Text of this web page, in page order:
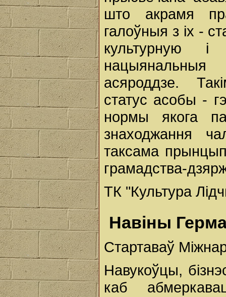
што акрамя
галоўныя з іх -
культурную і
нацыянальныя
асяроддзе.
статус асобы -
нормы якога
знаходжання
таксама
грамадства-
ТК "Культура
Навіны
Стартаваў
Навукоўцы,
каб